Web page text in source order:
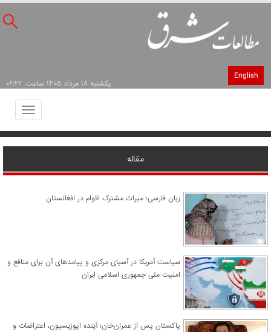
English
يکشنبه ۱۸ مرداد ۱۴۰۵ ساعت: ۰۶:۲۲
Toggle
مقاله
زبان فارسی؛ میراث مشترک اقوام در افغانستان
سیاست آمریکا در آسیای مرکزی و پیامدهای آن برای منافع و
امنیت ملی جمهوری اسلامی ایران
پاکستان پس از عمران‌خان؛ آینده اپوزیسیون، اعتراضات و